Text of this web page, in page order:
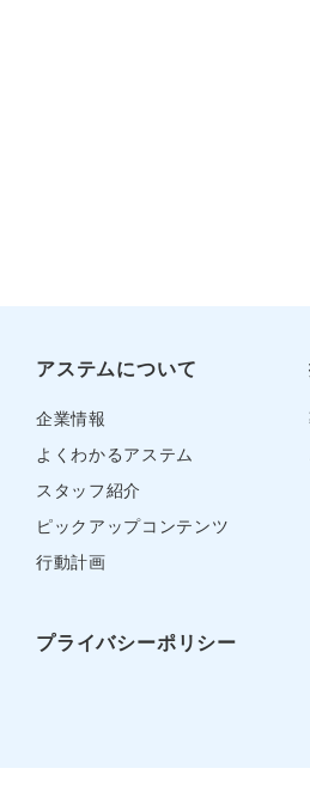
アステムについて
企業情報
よくわかるアステム
スタッフ紹介
ピックアップコンテンツ
行動計画
プライバシーポリシー